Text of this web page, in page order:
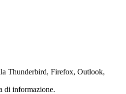
Thunderbird, Firefox, Outlook,
di informazione.